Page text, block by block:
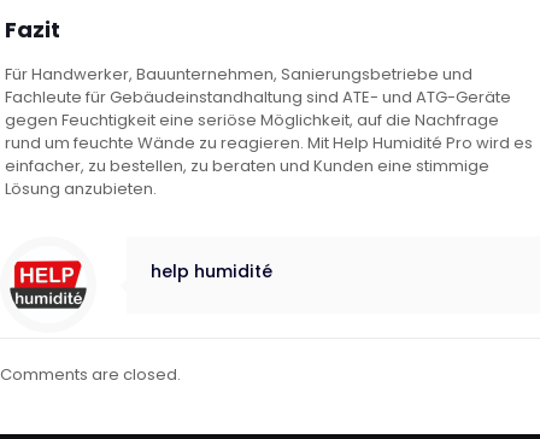
Fazit
Für Handwerker, Bauunternehmen, Sanierungsbetriebe und
Fachleute für Gebäudeinstandhaltung sind ATE- und ATG-Geräte
gegen Feuchtigkeit eine seriöse Möglichkeit, auf die Nachfrage
rund um feuchte Wände zu reagieren. Mit Help Humidité Pro wird es
einfacher, zu bestellen, zu beraten und Kunden eine stimmige
Lösung anzubieten.
help humidité
Comments are closed.